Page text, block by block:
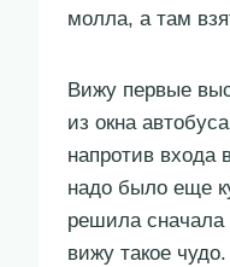
молла, а там
Вижу первые
из окна
напротив входа
надо было еще
решила
вижу такое